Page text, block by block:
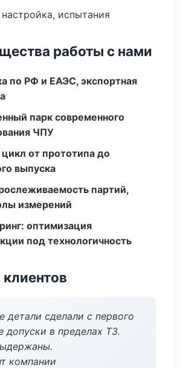
испытания
работы с нами
по РФ и ЕАЭС, экспортная
парк современного
ЧПУ
от прототипа до
выпуска
партий,
измерений
оптимизация
под технологичность
детали сделали с первого
допуски в пределах ТЗ.
компании